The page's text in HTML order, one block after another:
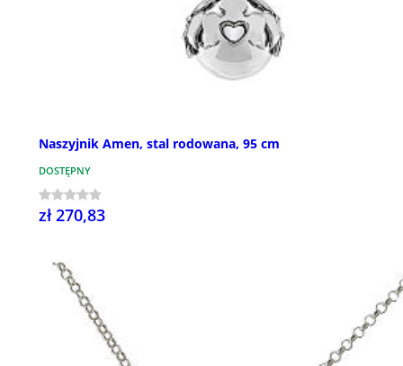
Naszyjnik Amen, stal rodowana, 95 cm
DOSTĘPNY
zł 270,83